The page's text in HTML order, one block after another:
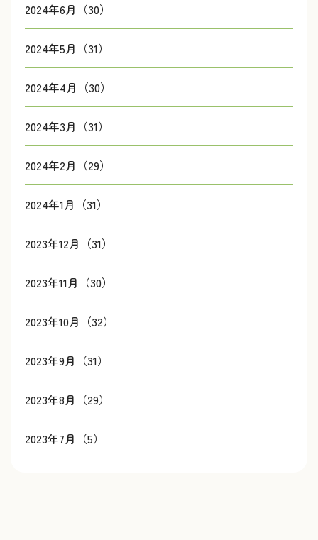
2024年6月（30）
2024年5月（31）
2024年4月（30）
2024年3月（31）
2024年2月（29）
2024年1月（31）
2023年12月（31）
2023年11月（30）
2023年10月（32）
2023年9月（31）
2023年8月（29）
2023年7月（5）